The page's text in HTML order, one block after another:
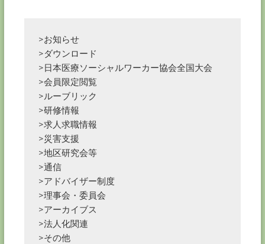
>お知らせ
>ダウンロード
>日本医療ソーシャルワーカー協会全国大会
>会員限定閲覧
>ルーブリック
>研修情報
>求人求職情報
>災害支援
>地区研究会等
>通信
>アドバイザー制度
>理事会・委員会
>アーカイブス
>法人化関連
>その他